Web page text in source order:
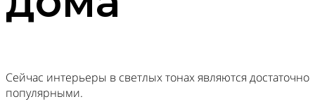
Сейчас интерьеры в светлых тонах являются достаточно
популярными.